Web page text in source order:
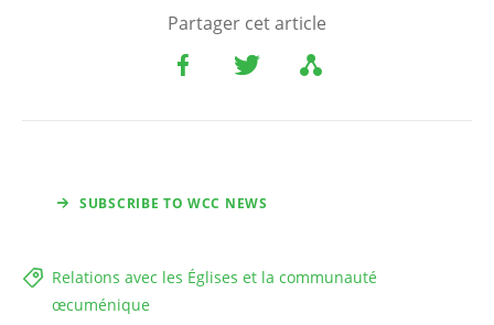
Partager cet article
SUBSCRIBE TO WCC NEWS
Relations avec les Églises et la communauté
œcuménique